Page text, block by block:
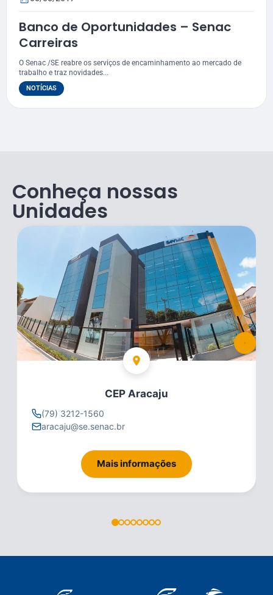
Banco de Oportunidades – Senac
Carreiras
O Senac /SE reabre os serviços de encaminhamento ao mercado de
trabalho e traz novidades...
NOTÍCIAS
Conheça nossas
Unidades
CEP Aracaju
(79) 3212-1560
aracaju@se.senac.br
Mais informações